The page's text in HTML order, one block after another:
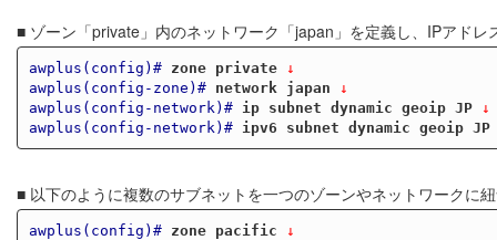
■ ゾーン「private」内のネットワーク「japan」を定義し、IPアド
awplus(config)# zone private ↓
awplus(config-zone)#
network japan ↓
awplus(config-network)#
ip subnet dynamic geoip JP ↓
awplus(config-network)#
ipv6 subnet dynamic geoip JP
■ 以下のように複数のサブネットを一つのゾーンやネットワークに
awplus(config)# zone pacific ↓